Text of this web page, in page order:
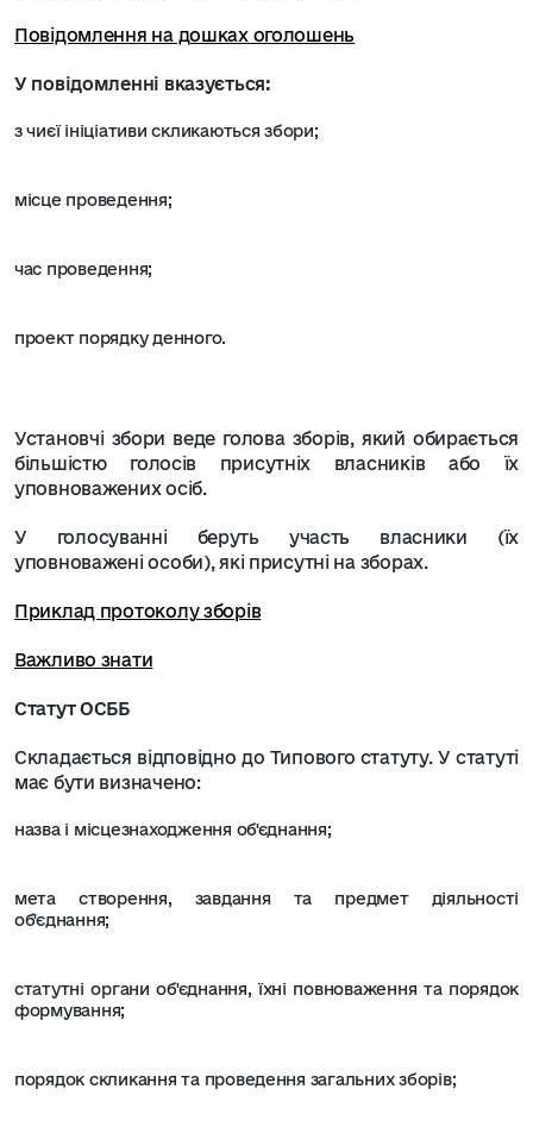
Повідомлення на дошках оголошень
У повідомленні вказується:
з чиєї ініціативи скликаються збори;
місце проведення;
час проведення;
проект порядку денного.
Установчі збори веде голова зборів, який обирається
більшістю голосів присутніх власників або їх
уповноважених осіб.
У голосуванні беруть участь власники (їх
уповноважені особи), які присутні на зборах.
Приклад протоколу зборів
Важливо знати
Статут ОСББ
Складається відповідно до Типового статуту. У статуті
має бути визначено:
назва і місцезнаходження об'єднання;
мета створення, завдання та предмет діяльності
об'єднання;
статутні органи об'єднання, їхні повноваження та порядок
формування;
порядок скликання та проведення загальних зборів;